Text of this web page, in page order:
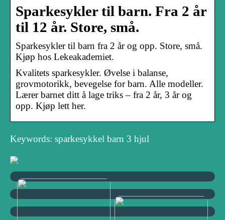
Sparkesykler til barn. Fra 2 år
til 12 år. Store, små.
Sparkesykler til barn fra 2 år og opp. Store, små.
Kjøp hos Lekeakademiet.
Kvalitets sparkesykler. Øvelse i balanse,
grovmotorikk, bevegelse for barn. Alle modeller.
Lærer barnet ditt å lage triks – fra 2 år, 3 år og
opp. Kjøp lett her.
Keywords: sparkesykkel barn 3 hjul